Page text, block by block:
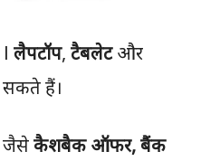
l लैपटॉप, टैबलेटऔर
सकते हैं।
जैसेकैशबैक ऑफर, बैंक